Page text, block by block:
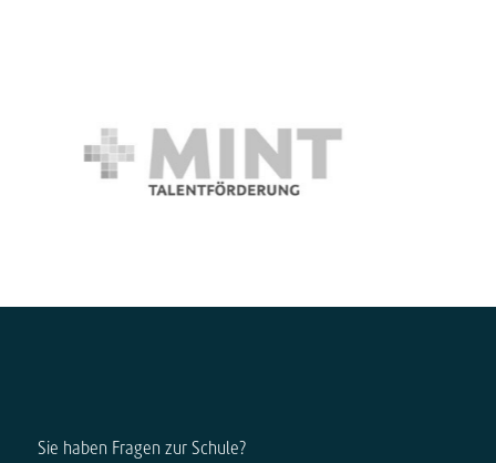
Sie haben Fragen zur Schule?